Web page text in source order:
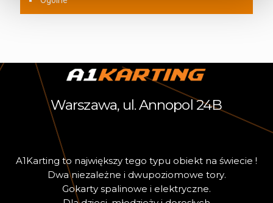
Warszawa, ul. Annopol 24B
A1Karting to największy tego typu obiekt na świecie !
Dwa niezależne i dwupoziomowe tory.
Gokarty spalinowe i elektryczne.